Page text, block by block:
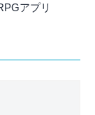
アプリ